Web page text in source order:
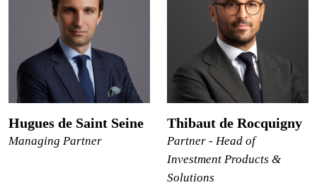
Hugues de Saint Seine
Managing Partner
Thibaut de Rocquigny
Partner - Head of
Investment Products &
Solutions